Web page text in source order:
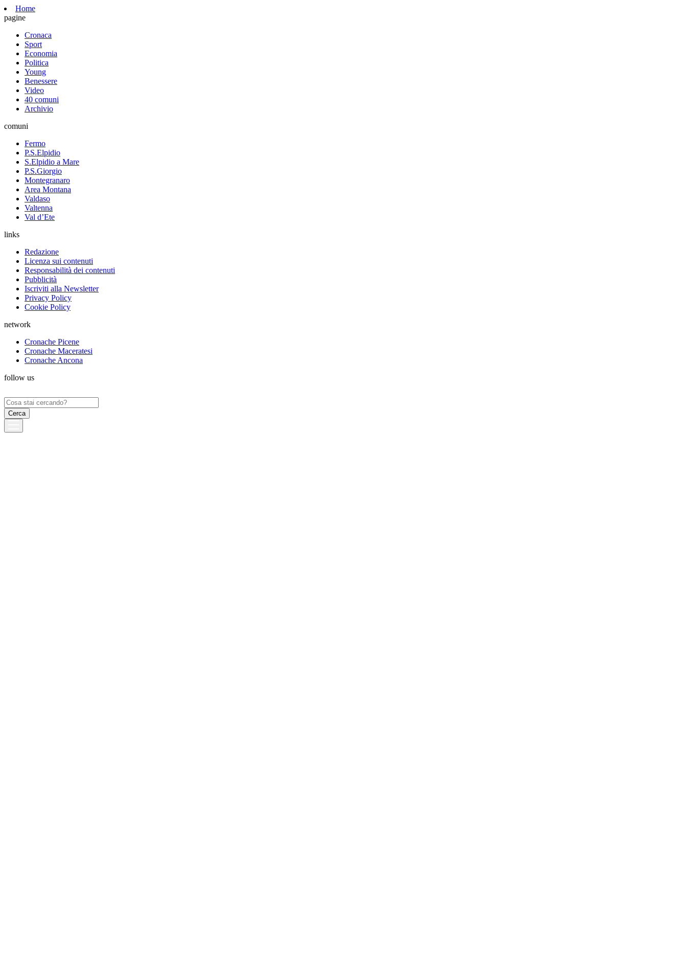
Home
pagine
Cronaca
Sport
Economia
Politica
Young
Benessere
Video
40 comuni
Archivio
comuni
Fermo
P.S.Elpidio
S.Elpidio a Mare
P.S.Giorgio
Montegranaro
Area Montana
Valdaso
Valtenna
Val d’Ete
links
Redazione
Licenza sui contenuti
Responsabilità dei contenuti
Pubblicità
Iscriviti alla Newsletter
Privacy Policy
Cookie Policy
network
Cronache Picene
Cronache Maceratesi
Cronache Ancona
follow us
Ricerca
per: